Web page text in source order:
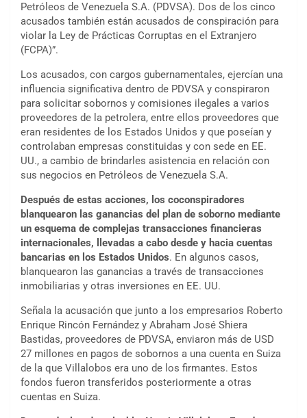
Petróleos de Venezuela S.A. (PDVSA). Dos de los cinco
acusados también están acusados de conspiración para
violar la Ley de Prácticas Corruptas en el Extranjero
(FCPA)”.
Los acusados, con cargos gubernamentales, ejercían una
influencia significativa dentro de PDVSA y conspiraron
para solicitar sobornos y comisiones ilegales a varios
proveedores de la petrolera, entre ellos proveedores que
eran residentes de los Estados Unidos y que poseían y
controlaban empresas constituidas y con sede en EE.
UU., a cambio de brindarles asistencia en relación con
sus negocios en Petróleos de Venezuela S.A.
Después de estas acciones, los coconspiradores
blanquearon las ganancias del plan de soborno mediante
un esquema de complejas transacciones financieras
internacionales, llevadas a cabo desde y hacia cuentas
bancarias en los Estados Unidos. En algunos casos,
blanquearon las ganancias a través de transacciones
inmobiliarias y otras inversiones en EE. UU.
Señala la acusación que junto a los empresarios Roberto
Enrique Rincón Fernández y Abraham José Shiera
Bastidas, proveedores de PDVSA, enviaron más de USD
27 millones en pagos de sobornos a una cuenta en Suiza
de la que Villalobos era uno de los firmantes. Estos
fondos fueron transferidos posteriormente a otras
cuentas en Suiza.